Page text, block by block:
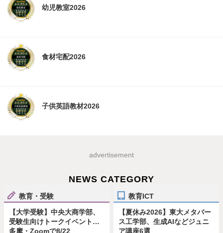
幼児教室2026
食材宅配2026
子供英語教材2026
advertisement
NEWS CATEGORY
教育・受験
【大学受験】中央大商学部、
受験生向けトークイベント…
多摩・Zoomで8/22
教育ICT
【夏休み2026】東大メタバー
ス工学部、生成AIなどジュニ
ア講座6選